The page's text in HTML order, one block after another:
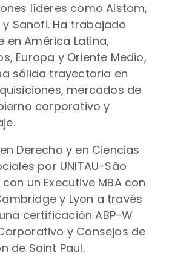
líderes como Alstom,
y Sanofi. Ha trabajado
en América Latina,
Europa y Oriente Medio,
sólida trayectoria en
mercados de
corporativo y
Derecho y en Ciencias
por UNITAU-São
un Executive MBA con
y Lyon a través
certificación ABP-W
y Consejos de
de Saint Paul.